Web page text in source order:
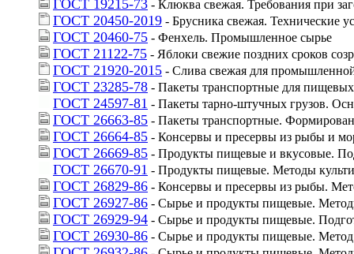
ГОСТ 19215-73 - Клюква свежая. Требования при
ГОСТ 20450-2019 - Брусника свежая. Технические
ГОСТ 20460-75 - Фенхель. Промышленное сырье
ГОСТ 21122-75 - Яблоки свежие поздних сроков
ГОСТ 21920-2015 - Слива свежая для
ГОСТ 23285-78 - Пакеты транспортные для
ГОСТ 24597-81 - Пакеты тарно-штучных грузов.
ГОСТ 26663-85 - Пакеты транспортные.
ГОСТ 26664-85 - Консервы и пресервы из рыбы и
ГОСТ 26669-85 - Продукты пищевые и вкусовые.
ГОСТ 26670-91 - Продукты пищевые. Методы
ГОСТ 26829-86 - Консервы и пресервы из рыбы.
ГОСТ 26927-86 - Сырье и продукты пищевые.
ГОСТ 26929-94 - Сырье и продукты пищевые.
ГОСТ 26930-86 - Сырье и продукты пищевые.